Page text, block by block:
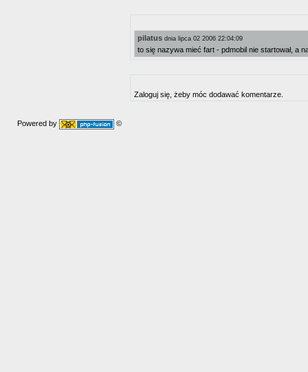
pilatus dnia lipca 02 2006 22:04:09
to się nazywa mieć fart - pdmobil nie startował, a
Zaloguj się, żeby móc dodawać komentarze.
Powered by ©